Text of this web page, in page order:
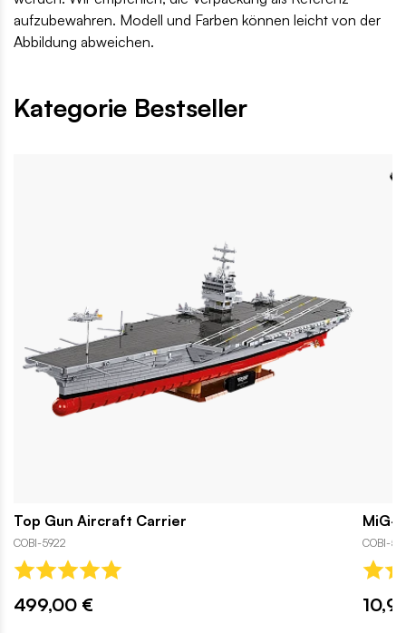
aufzubewahren. Modell und Farben können leicht von der
Abbildung abweichen.
Kategorie Bestseller
Top Gun Aircraft Carrier
COBI-5922
499,00 €
MiG-
COBI-